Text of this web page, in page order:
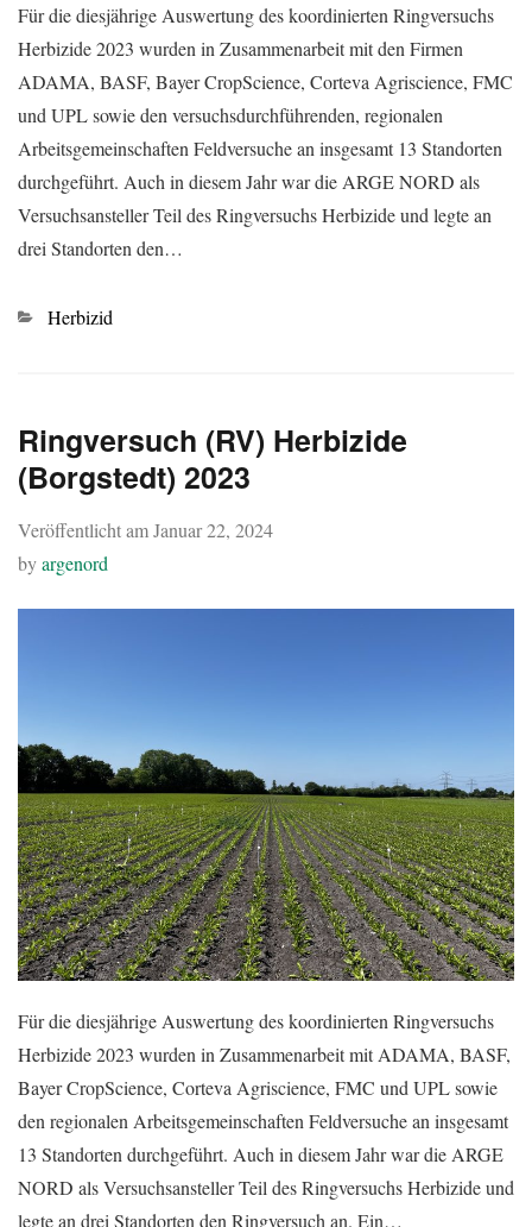
Für die diesjährige Auswertung des koordinierten Ringversuchs
Herbizide 2023 wurden in Zusammenarbeit mit den Firmen
ADAMA, BASF, Bayer CropScience, Corteva Agriscience, FMC
und UPL sowie den versuchsdurchführenden, regionalen
Arbeitsgemeinschaften Feldversuche an insgesamt 13 Standorten
durchgeführt. Auch in diesem Jahr war die ARGE NORD als
Versuchsansteller Teil des Ringversuchs Herbizide und legte an
drei Standorten den…
Kategorien
Herbizid
Ringversuch (RV) Herbizide
(Borgstedt) 2023
Veröffentlicht amJanuar 22, 2024
byargenord
Für die diesjährige Auswertung des koordinierten Ringversuchs
Herbizide 2023 wurden in Zusammenarbeit mit ADAMA, BASF,
Bayer CropScience, Corteva Agriscience, FMC und UPL sowie
den regionalen Arbeitsgemeinschaften Feldversuche an insgesamt
13 Standorten durchgeführt. Auch in diesem Jahr war die ARGE
NORD als Versuchsansteller Teil des Ringversuchs Herbizide und
legte an drei Standorten den Ringversuch an. Ein…